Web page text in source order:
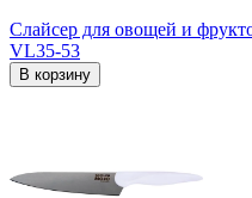
Слайсер для овощей и
VL35-53
В корзину